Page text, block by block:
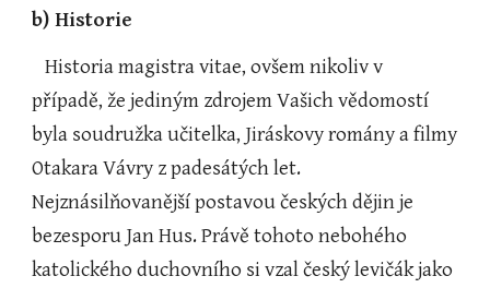
b) Historie
   Historia magistra vitae, ovšem nikoliv v
případě, že jediným zdrojem Vašich vědomostí
byla soudružka učitelka, Jiráskovy romány a filmy
Otakara Vávry z padesátých let.
Nejznásilňovanější postavou českých dějin je
bezesporu Jan Hus. Právě tohoto nebohého
katolického duchovního si vzal český levičák jako